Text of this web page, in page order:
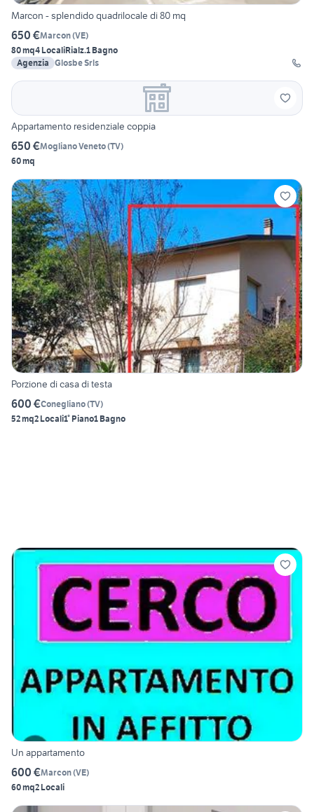
Marcon - splendido quadrilocale di 80 mq
650 €Marcon(VE)
80 mq4 LocaliRialz.1 Bagno
Agenzia Glosbe Srls
Appartamento residenziale coppia
650 €Mogliano Veneto(TV)
60 mq
Porzione di casa di testa
600 €Conegliano(TV)
52 mq2 Locali1° Piano1 Bagno
Un appartamento
600 €Marcon(VE)
60 mq2 Locali